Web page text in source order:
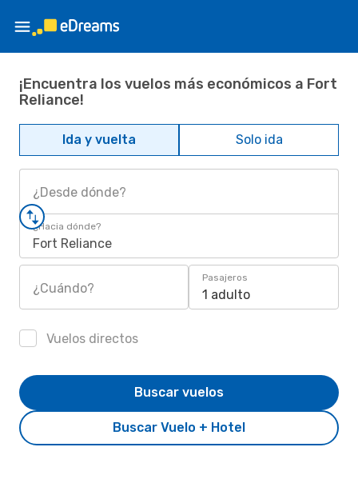
¡Encuentra los vuelos más económicos a Fort
Reliance!
Ida y vuelta Solo ida
¿Desde dónde?
¿Hacia dónde?
Fort Reliance
¿Cuándo?
Pasajeros
1 adulto
Vuelos directos
Buscar Vuelo + Hotel
Buscar vuelos